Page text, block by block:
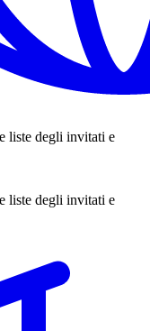
liste degli invitati e
liste degli invitati e